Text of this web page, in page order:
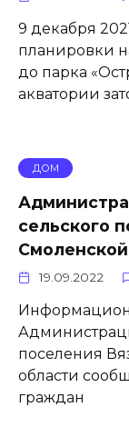
9 декабря
планировки
до парка
акватории
ДОМ
сельского
19.09.2022
поселения
области
граждан